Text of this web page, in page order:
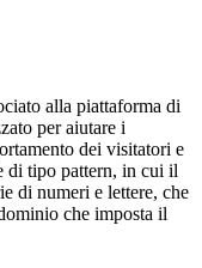
alla piattaforma di
per aiutare i
dei visitatori e
di tipo pattern, in cui il
di numeri e lettere, che
che imposta il